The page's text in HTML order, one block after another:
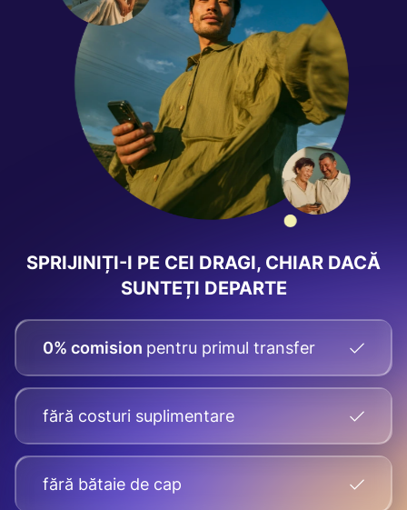
SPRIJINIȚI-I PE CEI DRAGI, CHIAR DACĂ
SUNTEȚI DEPARTE
0% comision pentru primul transfer
fără costuri suplimentare
fără bătaie de cap